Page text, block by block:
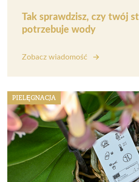
Tak sprawdzisz, czy twój
potrzebuje wody
Zobacz wiadomość
PIELĘGNACJA